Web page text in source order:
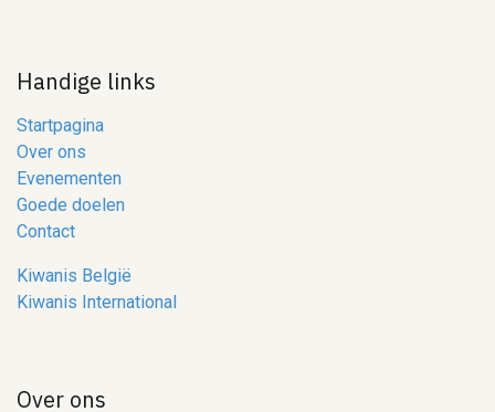
Handige links
Startpagina
Over ons
Evenementen
Goede doelen
Contact
Kiwanis België
Kiwanis International
Over ons